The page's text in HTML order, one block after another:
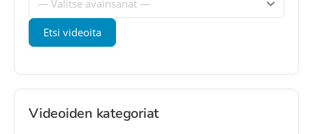
Videoiden kategoriat